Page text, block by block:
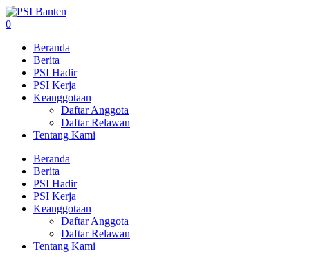
0
Beranda
Berita
PSI Hadir
PSI Kerja
Keanggotaan
Daftar Anggota
Daftar Relawan
Tentang Kami
Beranda
Berita
PSI Hadir
PSI Kerja
Keanggotaan
Daftar Anggota
Daftar Relawan
Tentang Kami